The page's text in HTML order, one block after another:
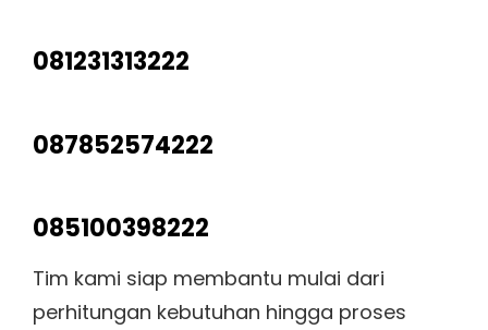
081231313222
087852574222
085100398222
Tim kami siap membantu mulai dari
perhitungan kebutuhan hingga proses